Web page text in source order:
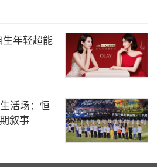
媒体、通讯企业的经营动态、财报信
企业并购消息。扫描二维码，立即订
产品与服务 绿色科技
家用设
零售业
公共设施
生年轻超能
活场：恒
叙事